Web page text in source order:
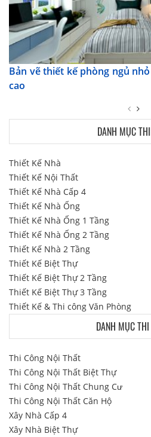
Bản vẽ thiết kế phòng ngủ
cao
DANH MỤC
Thiết Kế Nhà
Thiết Kế Nội Thất
Thiết Kế Nhà Cấp 4
Thiết Kế Nhà Ống
Thiết Kế Nhà Ống 1 Tầng
Thiết Kế Nhà Ống 2 Tầng
Thiết Kế Nhà 2 Tầng
Thiết Kế Biệt Thự
Thiết Kế Biệt Thự 2 Tầng
Thiết Kế Biệt Thự 3 Tầng
Thiết Kế & Thi công Văn Phòng
DANH MỤC THI
Thi Công Nội Thất
Thi Công Nội Thất Biệt Thự
Thi Công Nội Thất Chung Cư
Thi Công Nội Thất Căn Hộ
Xây Nhà Cấp 4
Xây Nhà Biệt Thự